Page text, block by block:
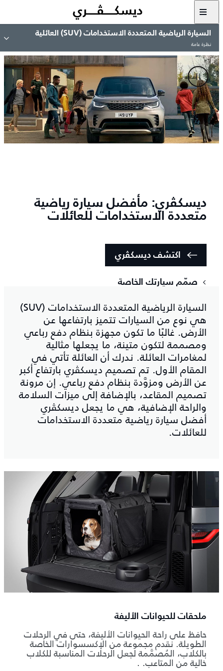
السيارة الرياضية المتعددة الاستخدامات (SUV) العائلية
نظرة عامة
ديسكڤري: مأفضل سيارة رياضية
متعددة الاستخدامات للعائلات
اكتشف ديسكڤري
صمّم سيارتك الخاصة
السيارة الرياضية المتعددة الاستخدامات (SUV)
هي نوع من السيارات تتميز بارتفاعها عن
الأرض. غالبًا ما تكون مجهزة بنظام دفع رباعي
ومصممة لتكون متينة، ما يجعلها مثالية
لمغامرات العائلة. ندرك أن العائلة تأتي في
المقام الأول. تم تصميم ديسكڤري بارتفاع أكبر
عن الأرض ومزوَّدة بنظام دفع رباعي. إن مرونة
تصميم المقاعد، بالإضافة إلى ميزات السلامة
والراحة الإضافية، هي ما يجعل ديسكڤري
أفضل سيارة رياضية متعددة الاستخدامات
للعائلات.
ملحقات للحيوانات الأليفة
حافظ على راحة الحيوانات الأليفة، حتى في الرحلات
الطويلة. نقدم مجموعة من الإكسسوارات الخاصة
بالكلاب، المُصمَّمة لجعل الرحلات المناسبة للكلاب
خالية من المتاعب. .